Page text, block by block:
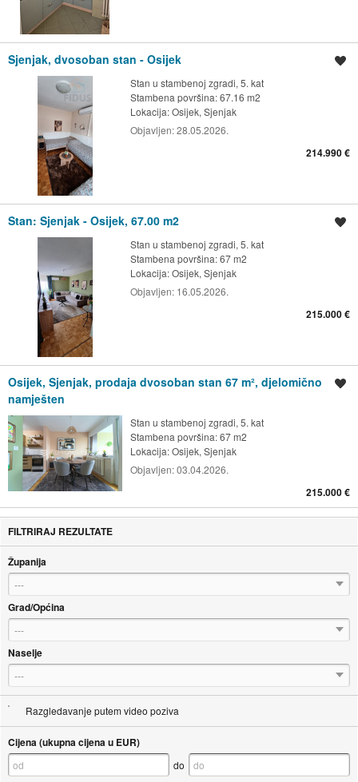
Sjenjak, dvosoban stan - Osijek
Stan u stambenoj zgradi, 5. kat
Stambena površina: 67.16 m2
Lokacija:Osijek, Sjenjak
Objavljen:28.05.2026.
214.990 €
Stan: Sjenjak - Osijek, 67.00 m2
Stan u stambenoj zgradi, 5. kat
Stambena površina: 67 m2
Lokacija:Osijek, Sjenjak
Objavljen: 16.05.2026.
215.000 €
Osijek, Sjenjak, prodaja dvosoban stan 67 m², djelomično
namješten
Stan u stambenoj zgradi, 5. kat
Stambena površina: 67 m2
Lokacija:Osijek, Sjenjak
Objavljen:03.04.2026.
215.000 €
FILTRIRAJ REZULTATE
Županija
---
Grad/Općina
---
Naselje
---
Razgledavanje putem video poziva
Cijena (ukupna cijena u EUR)
do